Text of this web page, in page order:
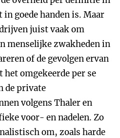
goede handen is. Maar
juist vaak om
menselijke zwakheden in
of de gevolgen ervan
omgekeerde per se
de private
volgens Thaler en
voor- en nadelen. Zo
om, zoals harde